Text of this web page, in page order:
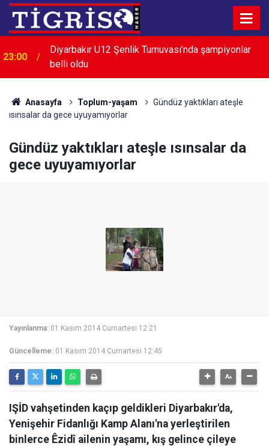
22:32
Menderes Belediye Başkanı İlkay Çiçek görevden
uzaklaştırıldı
Anasayfa Toplum-yaşam
Gündüz yaktıkları ateşle
ısınsalar da gece uyuyamıyorlar
Gündüz yaktıkları ateşle ısınsalar da
gece uyuyamıyorlar
Yayınlanma: 01 Kasım 2014 Cumartesi 12:21
Güncelleme: 01 Kasım 2014 Cumartesi 12:45
IŞİD vahşetinden kaçıp geldikleri Diyarbakır'da,
Yenişehir Fidanlığı Kamp Alanı'na yerleştirilen
binlerce Êzidî ailenin yaşamı, kış gelince çileye